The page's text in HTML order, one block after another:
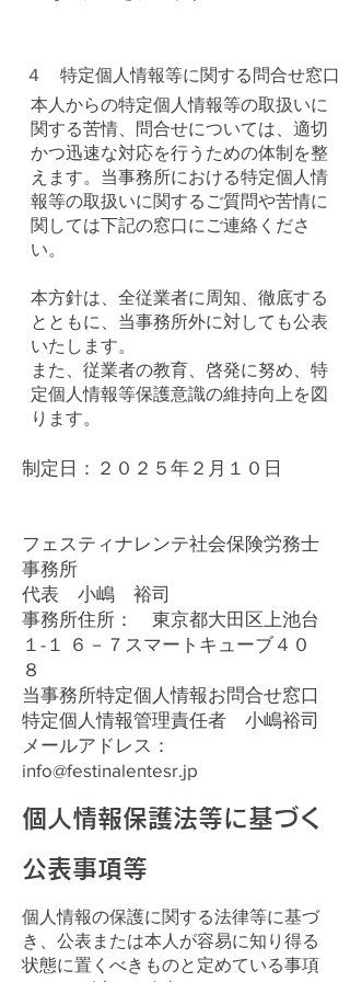
４ 特定個人情報等に関する問合せ窓口
本人からの特定個人情報等の取扱いに
関する苦情、問合せについては、適切
かつ迅速な対応を行うための体制を整
えます。当事務所における特定個人情
報等の取扱いに関するご質問や苦情に
関しては下記の窓口にご連絡くださ
い。
本方針は、全従業者に周知、徹底する
とともに、当事務所外に対しても公表
いたします。
また、従業者の教育、啓発に努め、特
定個人情報等保護意識の維持向上を図
ります。
制定日：２０２５年２月１０日
フェスティナレンテ社会保険労務士
事務所
代表 小嶋 裕司
事務所住所： 東京都大田区上池台
１-１ ６－７スマートキューブ４０
８
当事務所特定個人情報お問合せ窓口
特定個人情報管理責任者 小嶋裕司
メールアドレス：
info@festinalentesr.jp
個人情報保護法等に基づく
公表事項等
個人情報の保護に関する法律等に基づ
き、公表または本人が容易に知り得る
状態に置くべきものと定めている事項